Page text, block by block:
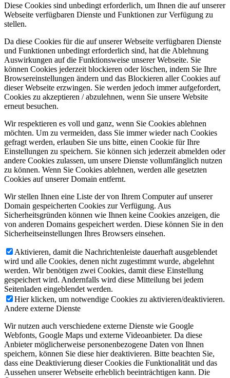
Diese Cookies sind unbedingt erforderlich, um Ihnen die auf unserer
Webseite verfügbaren Dienste und Funktionen zur Verfügung zu
stellen.
Da diese Cookies für die auf unserer Webseite verfügbaren Dienste
und Funktionen unbedingt erforderlich sind, hat die Ablehnung
Auswirkungen auf die Funktionsweise unserer Webseite. Sie
können Cookies jederzeit blockieren oder löschen, indem Sie Ihre
Browsereinstellungen ändern und das Blockieren aller Cookies auf
dieser Webseite erzwingen. Sie werden jedoch immer aufgefordert,
Cookies zu akzeptieren / abzulehnen, wenn Sie unsere Website
erneut besuchen.
Wir respektieren es voll und ganz, wenn Sie Cookies ablehnen
möchten. Um zu vermeiden, dass Sie immer wieder nach Cookies
gefragt werden, erlauben Sie uns bitte, einen Cookie für Ihre
Einstellungen zu speichern. Sie können sich jederzeit abmelden oder
andere Cookies zulassen, um unsere Dienste vollumfänglich nutzen
zu können. Wenn Sie Cookies ablehnen, werden alle gesetzten
Cookies auf unserer Domain entfernt.
Wir stellen Ihnen eine Liste der von Ihrem Computer auf unserer
Domain gespeicherten Cookies zur Verfügung. Aus
Sicherheitsgründen können wie Ihnen keine Cookies anzeigen, die
von anderen Domains gespeichert werden. Diese können Sie in den
Sicherheitseinstellungen Ihres Browsers einsehen.
Aktivieren, damit die Nachrichtenleiste dauerhaft ausgeblendet
wird und alle Cookies, denen nicht zugestimmt wurde, abgelehnt
werden. Wir benötigen zwei Cookies, damit diese Einstellung
gespeichert wird. Andernfalls wird diese Mitteilung bei jedem
Seitenladen eingeblendet werden.
Hier klicken, um notwendige Cookies zu aktivieren/deaktivieren.
Andere externe Dienste
Wir nutzen auch verschiedene externe Dienste wie Google
Webfonts, Google Maps und externe Videoanbieter. Da diese
Anbieter möglicherweise personenbezogene Daten von Ihnen
speichern, können Sie diese hier deaktivieren. Bitte beachten Sie,
dass eine Deaktivierung dieser Cookies die Funktionalität und das
Aussehen unserer Webseite erheblich beeinträchtigen kann. Die